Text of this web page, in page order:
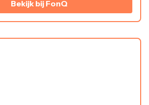
Bekijk bij FonQ